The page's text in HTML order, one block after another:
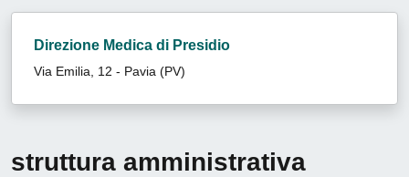
Direzione Medica di Presidio
Via Emilia, 12 - Pavia (PV)
struttura amministrativa